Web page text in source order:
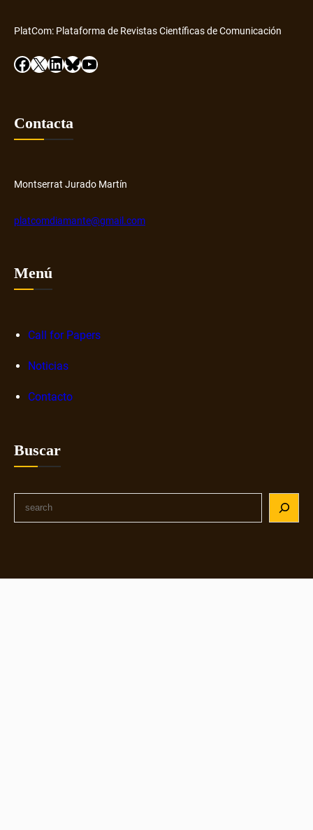
PlatCom: Plataforma de Revistas Científicas de Comunicación
Facebook X LinkedIn Bluesky YouTube
Contacta
Montserrat Jurado Martín
platcomdiamante@gmail.com
Menú
Call for Papers
Noticias
Contacto
Buscar